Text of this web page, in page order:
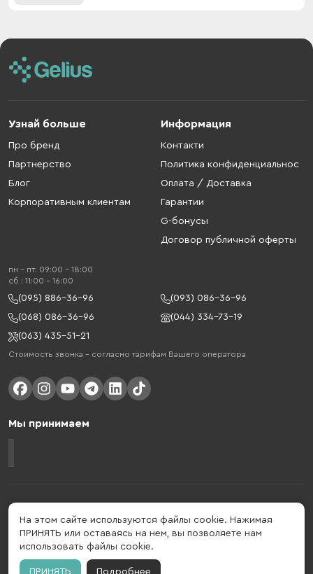
Узнай больше
Про бренд
Партнерство
Блог
Корпоративным клиентам
Информация
Контакти
Политика конфиденциальнос
Оплата / Доставка
Гарантии
G-бонусы
Договор публичной оферты
пн - пт: 09:00 - 18:00
cб : 11:00 - 16:00
(095) 886-36-96
(093) 086-36-96
(068) 086-36-96
(044) 334-73-19
(063) 435-51-21
Стоимость звонка – согласно тарифам Вашего оператора
Мы принимаем
Gelius - украинский бренд, который активно развивается в сфере
умных гаджетов и мобильных аксессуаров. Бренд подтвержден в 2013
году. Gelius - это больше, чем просто бренд, этот стиль жизни,
который об'єднує в собі драйв, радость, скорость, новації и
практичність.
На этом сайте используются файлы cookie. Нажимая
ПРИНЯТЬ или оставаясь на нем, вы позволяете нам
использовать файлы cookie.
ПРИНЯТЬ Подробнее